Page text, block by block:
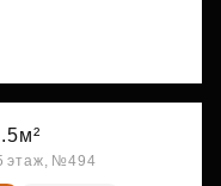
этаж, №494